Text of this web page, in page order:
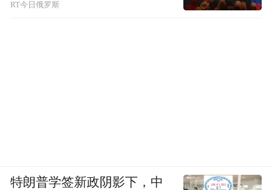
RT今日俄罗斯
特朗普学签新政阴影下，中